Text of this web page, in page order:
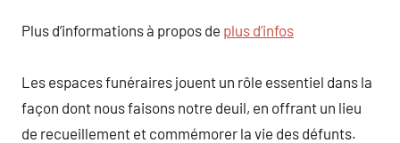
Plus d’informations à propos de plus d’infos
Les espaces funéraires jouent un rôle essentiel dans la
façon dont nous faisons notre deuil, en offrant un lieu
de recueillement et commémorer la vie des défunts.